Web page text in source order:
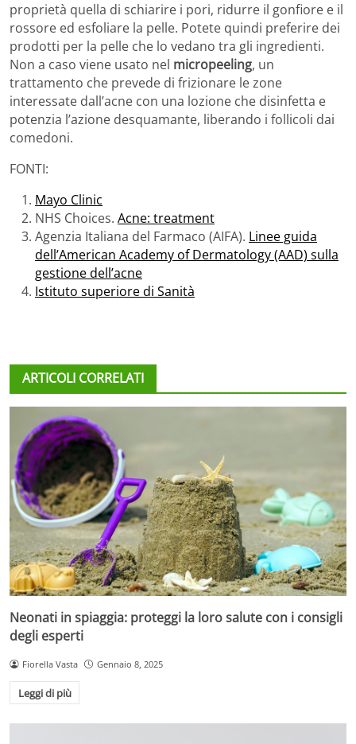
proprietà quella di schiarire i pori, ridurre il gonfiore e il
rossore ed esfoliare la pelle. Potete quindi preferire dei
prodotti per la pelle che lo vedano tra gli ingredienti.
Non a caso viene usato nel micropeeling, un
trattamento che prevede di frizionare le zone
interessate dall’acne con una lozione che disinfetta e
potenzia l’azione desquamante, liberando i follicoli dai
comedoni.
FONTI:
Mayo Clinic
NHS Choices. Acne: treatment
Agenzia Italiana del Farmaco (AIFA). Linee guida
dell’American Academy of Dermatology (AAD) sulla
gestione dell’acne
Istituto superiore di Sanità
ARTICOLI CORRELATI
Neonati in spiaggia: proteggi la loro salute con i consigli
degli esperti
Fiorella Vasta Gennaio 8, 2025
Leggi di più